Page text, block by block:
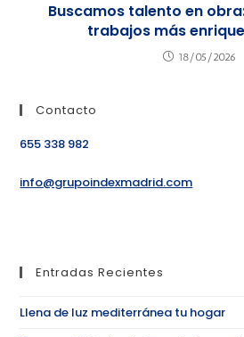
Buscamos talento en
trabajos más
18/05/2026
Contacto
655 338 982
info@grupoindexmadrid.com
Entradas Recientes
Llena de luz mediterránea tu hogar